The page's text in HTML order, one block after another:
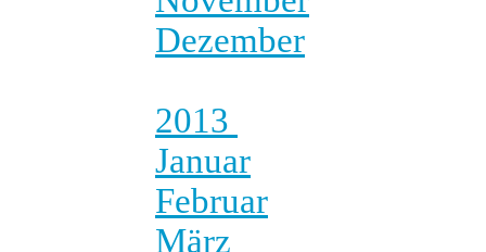
Dezember
2013
Januar
Februar
März